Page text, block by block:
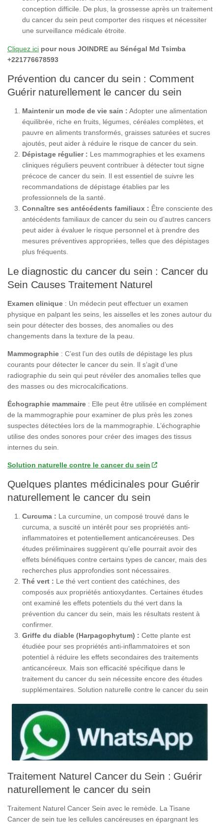
conception difficile. De plus, la grossesse après un traitement
du cancer du sein peut comporter des risques et nécessiter
une surveillance médicale étroite.
Cliquez ici pour nous JOINDRE au Sénégal Md Tsimba
+221776678593
Prévention du cancer du sein : Comment
Guérir naturellement le cancer du sein
Maintenir un mode de vie sain : Adopter une alimentation
équilibrée, riche en fruits, légumes, céréales complètes, et
pauvre en aliments transformés, graisses saturées et sucres
ajoutés, peut aider à réduire le risque de cancer du sein.
Dépistage régulier : Les mammographies et les examens
cliniques réguliers peuvent contribuer à détecter tout signe
précoce de cancer du sein. Il est essentiel de suivre les
recommandations de dépistage établies par les
professionnels de la santé.
Connaître ses antécédents familiaux : Être consciente des
antécédents familiaux de cancer du sein ou d’autres cancers
peut aider à évaluer le risque personnel et à prendre des
mesures préventives appropriées, telles que des dépistages
plus fréquents.
Le diagnostic du cancer du sein : Cancer du
Sein Causes Traitement Naturel
Examen clinique : Un médecin peut effectuer un examen
physique en palpant les seins, les aisselles et les zones autour du
sein pour détecter des bosses, des anomalies ou des
changements dans la texture de la peau.
Mammographie : C’est l’un des outils de dépistage les plus
courants pour détecter le cancer du sein. Il s’agit d’une
radiographie du sein qui peut révéler des anomalies telles que
des masses ou des microcalcifications.
Échographie mammaire : Elle peut être utilisée en complément
de la mammographie pour examiner de plus près les zones
suspectes détectées lors de la mammographie. L’échographie
utilise des ondes sonores pour créer des images des tissus
internes du sein.
Solution naturelle contre le cancer du sein
Quelques plantes médicinales pour Guérir
naturellement le cancer du sein
Curcuma : La curcumine, un composé trouvé dans le
curcuma, a suscité un intérêt pour ses propriétés anti-
inflammatoires et potentiellement anticancéreuses. Des
études préliminaires suggèrent qu’elle pourrait avoir des
effets bénéfiques contre certains types de cancer, mais des
recherches plus approfondies sont nécessaires.
Thé vert : Le thé vert contient des catéchines, des
composés aux propriétés antioxydantes. Certaines études
ont examiné les effets potentiels du thé vert dans la
prévention du cancer du sein, mais les résultats restent à
confirmer.
Griffe du diable (Harpagophytum) : Cette plante est
étudiée pour ses propriétés anti-inflammatoires et son
potentiel à réduire les effets secondaires des traitements
anticancéreux. Mais son efficacité spécifique dans le
traitement du cancer du sein nécessite encore des études
supplémentaires. Solution naturelle contre le cancer du sein
Traitement Naturel Cancer du Sein : Guérir
naturellement le cancer du sein
Traitement Naturel Cancer Sein avec le remède. La Tisane
Cancer de sein tue les cellules cancéreuses en épargnant les